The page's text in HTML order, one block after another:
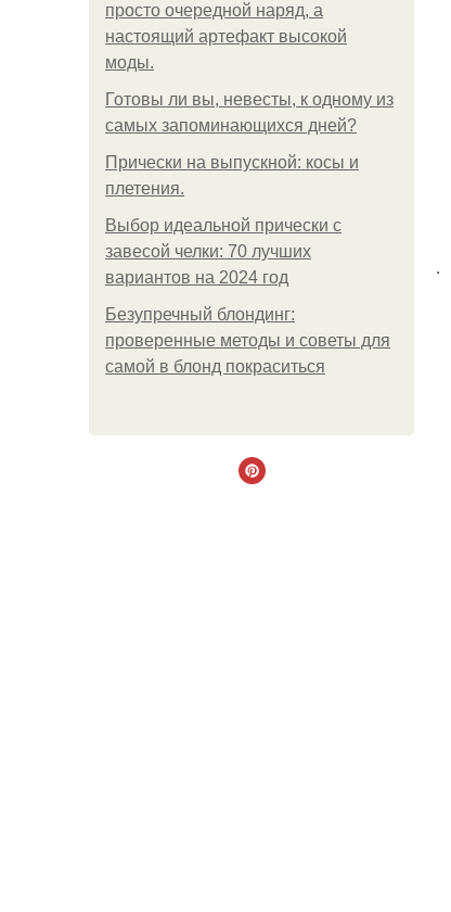
просто очередной наряд, а
настоящий артефакт высокой
моды.
Готовы ли вы, невесты, к одному из
самых запоминающихся дней?
Прически на выпускной: косы и
плетения.
Выбор идеальной прически с
завесой челки: 70 лучших
вариантов на 2024 год
Безупречный блондинг:
проверенные методы и советы для
самой в блонд покраситься
.